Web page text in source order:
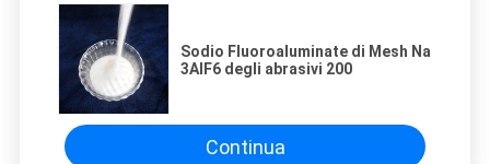
Sodio Fluoroaluminate di Mesh Na
3AIF6 degli abrasivi 200
Continua